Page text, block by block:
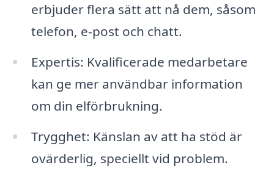
erbjuder flera sätt att nå dem, såsom
telefon, e-post och chatt.
Expertis: Kvalificerade medarbetare
kan ge mer användbar information
om din elförbrukning.
Trygghet: Känslan av att ha stöd är
ovärderlig, speciellt vid problem.